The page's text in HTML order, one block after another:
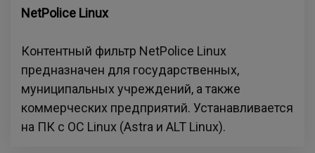
NetPolice Linux
Контентный фильтр NetPolice Linux
предназначен для государственных,
муниципальных учреждений, а также
коммерческих предприятий. Устанавливается
на ПК с ОС Linux (Astra и ALT Linux).